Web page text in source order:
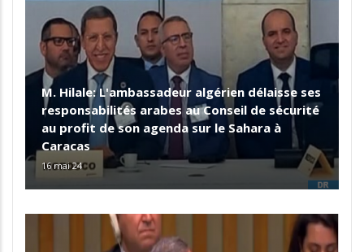
M. Hilale: L'ambassadeur algérien délaisse ses
responsabilités arabes au Conseil de sécurité
au profit de son agenda sur le Sahara à
Caracas
16 mai 24